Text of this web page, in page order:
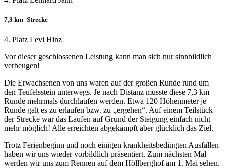
7,3 km -Strecke
4. Platz Levi Hinz
Vor dieser geschlossenen Leistung kann man sich nur sinnbildlich
verbeugen!
Die Erwachsenen von uns waren auf der großen Runde rund um
den Teufelsstein unterwegs. Je nach Distanz musste diese 7,3 km
Runde mehrmals durchlaufen werden. Etwa 120 Höhenmeter je
Runde galt es zu erlaufen bzw. zu „ergehen“. Auf einem Teilstück
der Strecke war das Laufen auf Grund der Steigung einfach nicht
mehr möglich! Alle erreichten abgekämpft aber glücklich das Ziel.
Trotz Ferienbeginn und noch einigen krankheitsbedingten Ausfällen
haben wir uns wieder vorbildlich präsentiert. Zum nächsten Mal
werden wir uns zum Rennen auf dem Höllberghof am 1. Mai sehen.